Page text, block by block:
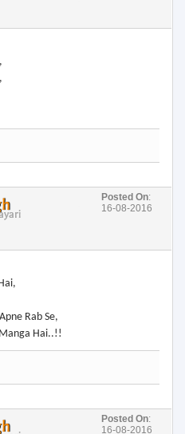
Posted On:
16-08-2016
Rab Se,
Hai..!!
Posted On:
16-08-2016